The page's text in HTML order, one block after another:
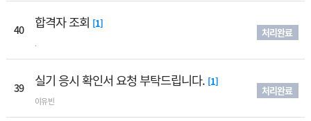
40 합격자 조회 [1]
.
처리완료
39 실기 응시 확인서 요청 부탁드립니다. [1]
이유빈
처리완료